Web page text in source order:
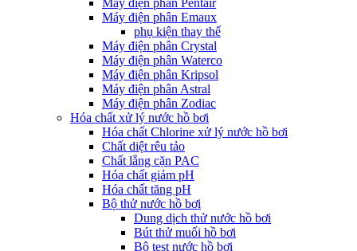
Máy điện phân Pentair
Máy điện phân Emaux
phụ kiện thay thế
Máy điện phân Crystal
Máy điện phân Waterco
Máy điện phân Kripsol
Máy điện phân Astral
Máy điện phân Zodiac
Hóa chất xử lý nước hồ bơi
Hóa chất Chlorine xử lý nước hồ bơi
Chất diệt rêu tảo
Chất lắng cặn PAC
Hóa chất giảm pH
Hóa chất tăng pH
Bộ thử nước hồ bơi
Dung dịch thử nước hồ bơi
Bút thử muối hồ bơi
Bộ test nước hồ bơi